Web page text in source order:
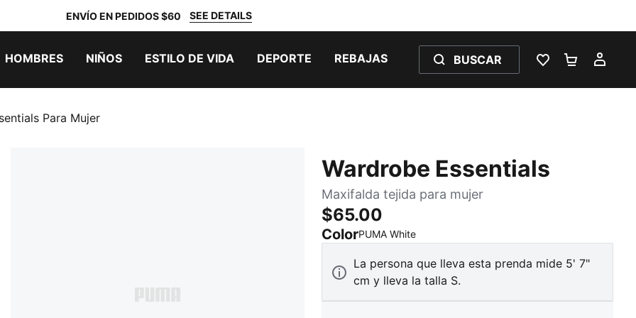
ENVÍO EN PEDIDOS $60 SEE DETAILS
HOMBRES NIÑOS ESTILO DE VIDA DEPORTE REBAJAS BUSCAR
LISTA DE
Para Mujer
Wardrobe Essentials
Maxifalda tejida para mujer
$65.00
ColorPUMA White:
La persona que lleva esta prenda mide 5' 7"
cm y lleva la talla S.